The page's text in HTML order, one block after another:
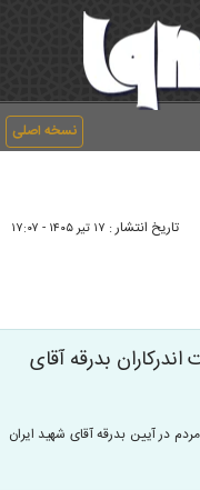
نسخه اصلی
تاریخ انتشار : ۱۷ تير ۱۴۰۵ - ۱۷:۰۷
اندرکاران بدرقه آقای
در آیین بدرقه آقای شهید ایران